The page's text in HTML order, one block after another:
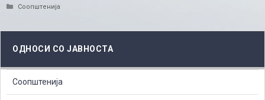
Categories
Соопштенија
ОДНОСИ СО ЈАВНОСТА
Соопштенија